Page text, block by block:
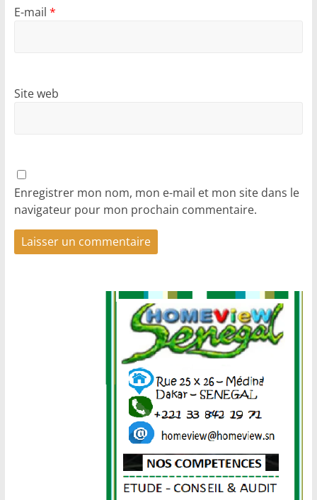
E-mail *
Site web
Enregistrer mon nom, mon e-mail et mon site dans le
navigateur pour mon prochain commentaire.